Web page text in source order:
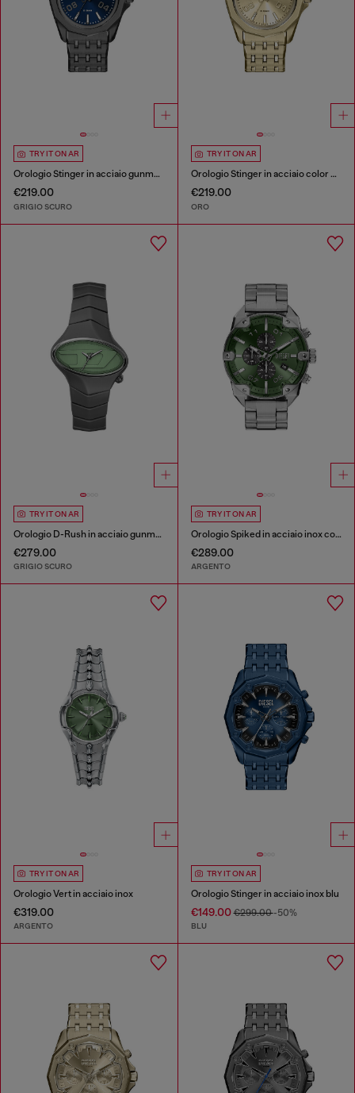
TRY IT ON AR
Orologio Stinger in acciaio gunmetal
€219.00
GRIGIO SCURO
TRY IT ON AR
Orologio Stinger in acciaio color oro
€219.00
ORO
TRY IT ON AR
Orologio D-Rush in acciaio gunmetal
€279.00
GRIGIO SCURO
TRY IT ON AR
Orologio Spiked in acciaio inox con borchie
€289.00
ARGENTO
TRY IT ON AR
Orologio Vert in acciaio inox
€319.00
ARGENTO
TRY IT ON AR
Orologio Stinger in acciaio inox blu
€149.00€299.00-50%
BLU